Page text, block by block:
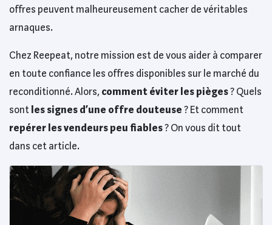
offres peuvent malheureusement cacher de véritables
arnaques.
Chez Reepeat, notre mission est de vous aider à comparer
en toute confiance les offres disponibles sur le marché du
reconditionné. Alors, comment éviter les pièges? Quels
sont les signes d’une offre douteuse ? Et comment
repérer les vendeurs peu fiables? On vous dit tout
dans cet article.